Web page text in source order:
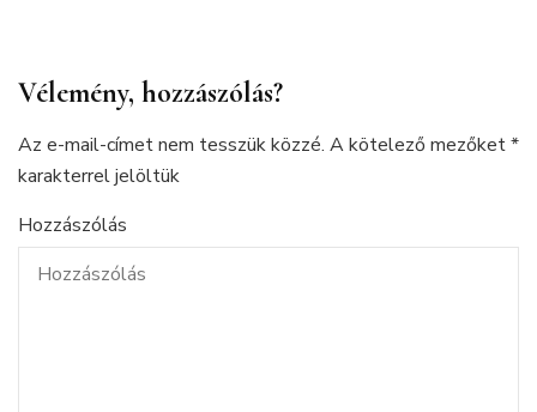
Vélemény, hozzászólás?
Az e-mail-címet nem tesszük közzé. A kötelező mezőket*
karakterrel jelöltük
Hozzászólás